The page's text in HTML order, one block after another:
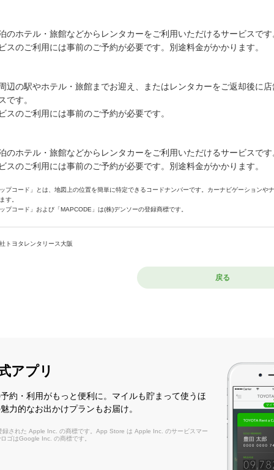
のホテル・旅館などからレンタカーをご利用いただけるサービスです
スのご利用には事前のご予約が必要です。別途料金がかかります。
辺の駅やホテル・旅館までお迎え、またはレンタカーをご返却後に
です。
スのご利用には事前のご予約が必要です。
のホテル・旅館などからレンタカーをご利用いただけるサービスです
スのご利用には事前のご予約が必要です。別途料金がかかります。
プコード」とは、地図上の位置を簡単に特定できるコードナンバーです。カーナビゲーションや
す。
プコード」および「MAPCODE」は(株)デンソーの登録商標です。
トヨタレンタリース大阪
戻る
アプリ
約・利用がもっと便利に。マイルも貯まって使うほ
力的なお出かけプランもお届け。
された Apple Inc. の商標です。App Store は Apple Inc. のサービスマー
ゴはGoogle Inc. の商標です。